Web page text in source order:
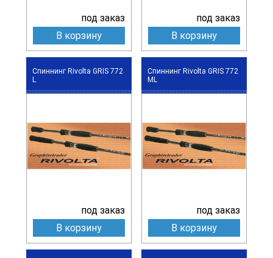
под заказ
В корзину
под заказ
В корзину
Спиннинг Rivolta GRIS 772
L
под заказ
В корзину
Спиннинг Rivolta GRIS 772
ML
под заказ
В корзину